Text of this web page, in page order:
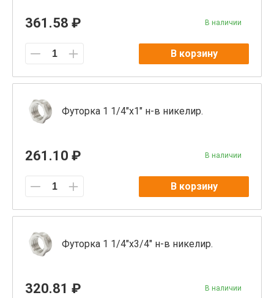
361.58 ₽ В наличии
В корзину
Футорка 1 1/4"x1" н-в никелир.
261.10 ₽ В наличии
В корзину
Футорка 1 1/4"x3/4" н-в никелир.
320.81 ₽ В наличии